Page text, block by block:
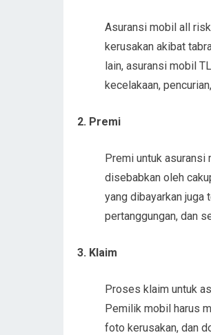
Asuransi mobil all
kerusakan akibat
lain, asuransi mobil
kecelakaan,
2. Premi
Premi untuk asuransi
disebabkan oleh
yang dibayarkan juga
pertanggungan, dan
3. Klaim
Proses klaim untuk
Pemilik mobil harus
foto kerusakan, dan